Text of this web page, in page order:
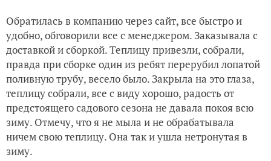
Обратилась в компанию через сайт, все быстро и
удобно, обговорили все с менеджером. Заказывала с
доставкой и сборкой. Теплицу привезли, собрали,
правда при сборке один из ребят перерубил лопатой
поливную трубу, весело было. Закрыла на это глаза,
теплицу собрали, все с виду хорошо, радость от
предстоящего садового сезона не давала покоя всю
зиму. Отмечу, что я не мыла и не обрабатывала
ничем свою теплицу. Она так и ушла нетронутая в
зиму.